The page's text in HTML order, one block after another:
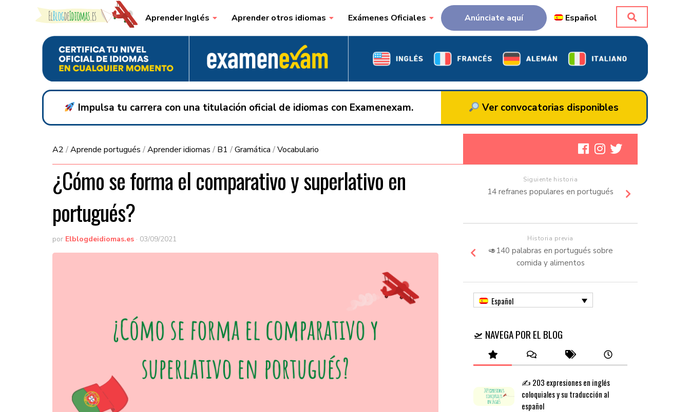
Skip to content Aprender Inglés Aprender otros idiomas Exámenes Oficiales Anúnciate aquí Español
Impulsa tu carrera con una titulación oficial de idiomas con Examenexam. Ver convocatorias disponibles
A2 /Aprende portugués /Aprender idiomas / B1 /Gramática /Vocabulario
¿Cómo se forma el comparativo y superlativo en
portugués?
por Elblogdeidiomas.es · 03/09/2021
Siguiente historia
14 refranes populares en portugués
Historia previa
🥑140 palabras en portugués sobre
comida y alimentos
Español
🛫 NAVEGA POR EL BLOG
✍️ 203 expresiones en inglés
coloquiales y su traducción al
español